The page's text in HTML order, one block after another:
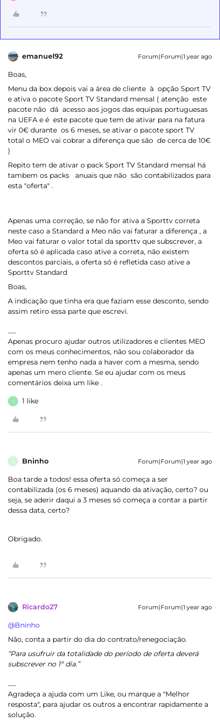
emanuel92 Forum|Forum|1 year ago
Boas,
Menu da box depois vai a área de cliente à opção Sport TV
e ativa o pacote Sport TV Standard mensal ( atenção este
pacote não dá acesso aos jogos das equipas portuguesas
na UEFA e é este pacote que tem de ativar para na fatura
vir 0€ durante os 6 meses, se ativar o pacote sport TV
total o MEO vai cobrar a diferença que são de cerca de 10€
)
Repito tem de ativar o pack Sport TV Standard mensal há
tambem os packs anuais que não são contabilizados para
esta "oferta" .
Apenas uma correção, se não for ativa a Sporttv correta
neste caso a Standard a Meo não vai faturar a diferença , a
Meo vai faturar o valor total da sporttv que subscrever, a
oferta só é aplicada caso ative a correta, não existem
descontos parciais, a oferta só é refletida caso ative a
Sporttv Standard
Boas,
A indicação que tinha era que faziam esse desconto, sendo
assim retiro essa parte que escrevi.
Apenas procuro ajudar outros utilizadores e clientes MEO
com os meus conhecimentos, não sou colaborador da
empresa nem tenho nada a haver com a mesma, sendo
apenas um mero cliente. Se eu ajudar com os meus
comentários deixa um like .
I 1 like
B Bninho Forum|Forum|1 year ago
Boa tarde a todos! essa oferta só começa a ser
contabilizada (os 6 meses) aquando da ativação, certo? ou
seja, se aderir daqui a 3 meses só começa a contar a partir
dessa data, certo?
Obrigado.
Ricardo27 Forum|Forum|1 year ago
@Bninho
Não, conta a partir do dia do contrato/renegociação.
“Para usufruir da totalidade do período de oferta deverá
subscrever no 1º dia.”
Agradeça a ajuda com um Like, ou marque a "Melhor
resposta", para ajudar os outros a encontrar rapidamente a
solução.